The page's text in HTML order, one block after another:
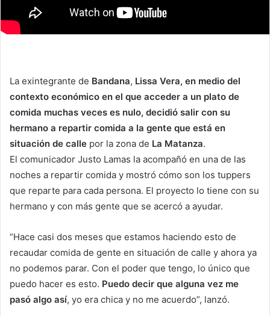
La exintegrante de Bandana, Lissa Vera, en medio del
contexto económico en el que acceder a un plato de
comida muchas veces es nulo, decidió salir con su
hermano a repartir comida a la gente que está en
situación de calle por la zona de La Matanza.
El comunicador Justo Lamas la acompañó en una de las
noches a repartir comida y mostró cómo son los tuppers
que reparte para cada persona. El proyecto lo tiene con su
hermano y con más gente que se acercó a ayudar.
“Hace casi dos meses que estamos haciendo esto de
recaudar comida de gente en situación de calle y ahora ya
no podemos parar. Con el poder que tengo, lo único que
puedo hacer es esto. Puedo decir que alguna vez me
pasó algo así, yo era chica y no me acuerdo”, lanzó.